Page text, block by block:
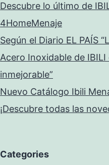
Descubre lo último de
4HomeMenaje
Según el Diario EL PAÍS
Acero Inoxidable de
inmejorable”
Nuevo Catálogo Ibili
¡Descubre todas las
Categories